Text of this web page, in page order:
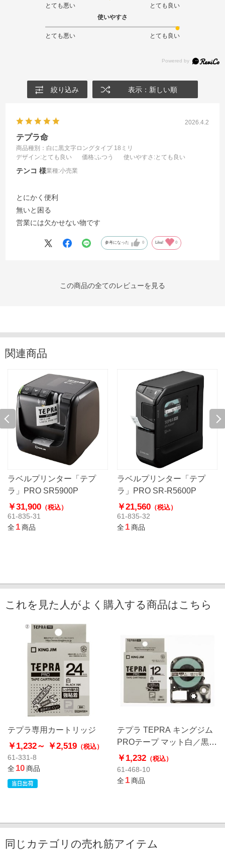
とても悪い
とても良い
使いやすさ
とても悪い とても良い
絞り込み 表示：新しい順
2026.4.2
テプラ命
商品種別：白に黒文字ロングタイプ 18ミリ
デザイン:とても良い 価格:ふつう 使いやすさ :とても良い
テンコ 業種:小売業
とにかく便利
無いと困る
営業には欠かせない物です
参考になった 0 Like! 0
この商品の全てのレビューを見る
関連商品
ラベルプリンター「テプ
ラ」PRO SR5900P
￥31,900 （税込）
61-835-31
全1商品
ラベルプリンター「テプ
ラ」PRO SR-R5600P
￥21,560 （税込）
61-835-32
全1商品
これを見た人がよく購入する商品はこちら
テプラ専用カートリッジ
￥1,232～ ￥2,519 （税込）
61-331-8
全10商品
テプラ TEPRA キングジム
PROテープ マット白／黒文
字 SB12S
￥1,232（税込）
61-468-10
全1商品
同じカテゴリの売れ筋アイテム